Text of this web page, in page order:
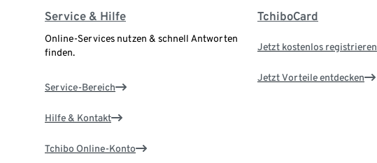
Service & Hilfe
Online-Services nutzen & schnell Antworten
finden.
Service-Bereich
Hilfe & Kontakt
Tchibo Online-Konto
TchiboCard
Jetzt kostenlos registrieren
Jetzt Vorteile entdecken